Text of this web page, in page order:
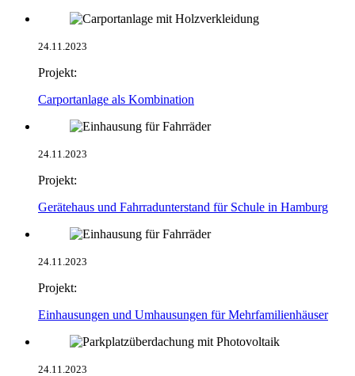
24.11.2023
Projekt:
Carportanlage als Kombination
24.11.2023
Projekt:
Gerätehaus und Fahrradunterstand für Schule in Hamburg
24.11.2023
Projekt:
Einhausungen und Umhausungen für Mehrfamilienhäuser
24.11.2023